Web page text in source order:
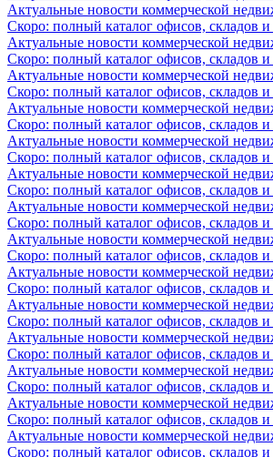
Актуальные новости коммерческой
Скоро: полный каталог офисов, складов
Актуальные новости коммерческой
Скоро: полный каталог офисов, складов
Актуальные новости коммерческой
Скоро: полный каталог офисов, складов
Актуальные новости коммерческой
Скоро: полный каталог офисов, складов
Актуальные новости коммерческой
Скоро: полный каталог офисов, складов
Актуальные новости коммерческой
Скоро: полный каталог офисов, складов
Актуальные новости коммерческой
Скоро: полный каталог офисов, складов
Актуальные новости коммерческой
Скоро: полный каталог офисов, складов
Актуальные новости коммерческой
Скоро: полный каталог офисов, складов
Актуальные новости коммерческой
Скоро: полный каталог офисов, складов
Актуальные новости коммерческой
Скоро: полный каталог офисов, складов
Актуальные новости коммерческой
Скоро: полный каталог офисов, складов
Актуальные новости коммерческой
Скоро: полный каталог офисов, складов
Актуальные новости коммерческой
Скоро: полный каталог офисов, складов